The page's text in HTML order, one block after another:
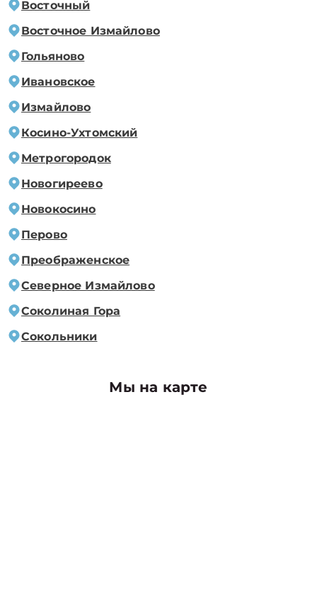
Восточный
Восточное Измайлово
Гольяново
Ивановское
Измайлово
Косино-Ухтомский
Метрогородок
Новогиреево
Новокосино
Перово
Преображенское
Северное Измайлово
Соколиная Гора
Сокольники
Мы на карте